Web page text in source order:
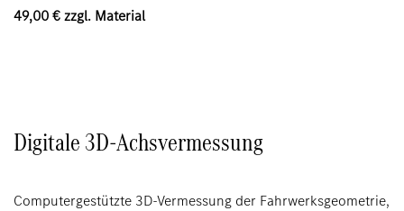
49,00 € zzgl. Material
Digitale 3D-Achsvermessung
Computergestützte 3D-Vermessung der Fahrwerksgeometrie,